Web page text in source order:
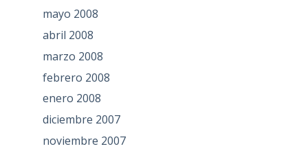
mayo 2008
abril 2008
marzo 2008
febrero 2008
enero 2008
diciembre 2007
noviembre 2007